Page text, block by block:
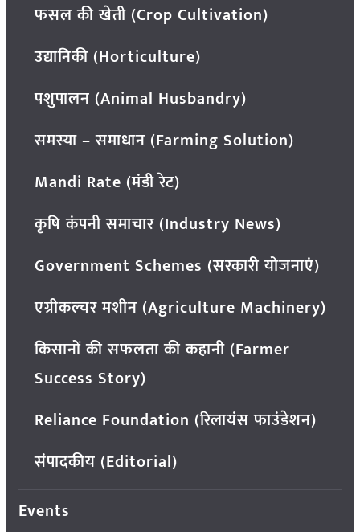
फसल की खेती (Crop Cultivation)
उद्यानिकी (Horticulture)
पशुपालन (Animal Husbandry)
समस्या – समाधान (Farming Solution)
Mandi Rate (मंडी रेट)
कृषि कंपनी समाचार (Industry News)
Government Schemes (सरकारी योजनाएं)
एग्रीकल्चर मशीन (Agriculture Machinery)
किसानों की सफलता की कहानी (Farmer
Success Story)
Reliance Foundation (रिलायंस फाउंडेशन)
संपादकीय (Editorial)
Events